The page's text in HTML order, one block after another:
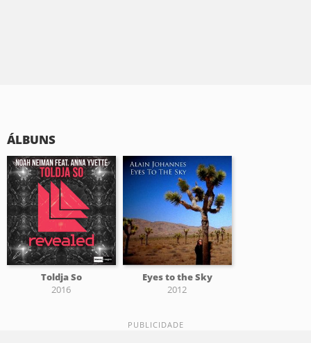
ÁLBUNS
Toldja So
2016
Eyes to the Sky
2012